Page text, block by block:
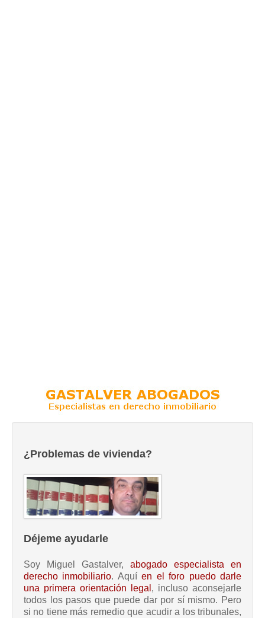
¿Problemas de vivienda?
Déjeme ayudarle
Soy Miguel Gastalver, abogado especialista en
derecho inmobiliario. Aquíen el foro puedo darle
una primera orientación legal , incluso aconsejarle
todos los pasos que puede dar por sí mismo. Pero
si no tiene más remedio que acudir a los tribunales,